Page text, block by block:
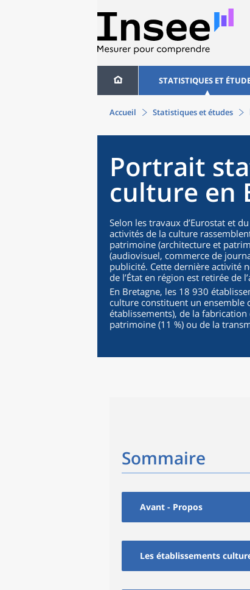
STATISTIQUES ET
Accueil Statistiques et études
Portrait
culture en
Selon les travaux d’Eurostat et
activités de la culture
patrimoine (architecture et
(audiovisuel, commerce de
publicité. Cette dernière activité
de l’État en région est retirée de
En Bretagne, les 18 930
culture constituent un ensemble
établissements), de la
patrimoine (11 %) ou de la
Sommaire
Avant - Propos
Les établissements